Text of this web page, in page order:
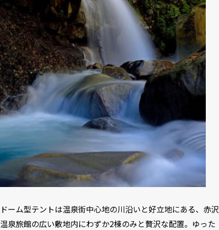
ドーム型テントは温泉街中心地の川沿いと好立地にある、赤沢
温泉旅館の広い敷地内にわずか2棟のみと贅沢な配置。ゆった